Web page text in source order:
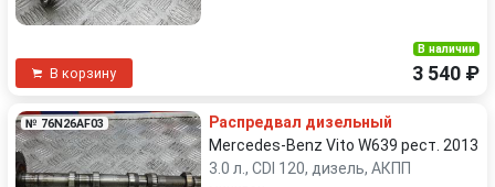
В корзину
В наличии
3 540 ₽
№ 76N26AF03
Распредвал дизельный
Mercedes-Benz Vito W639 рест. 2013
3.0 л., CDI 120, дизель, АКПП